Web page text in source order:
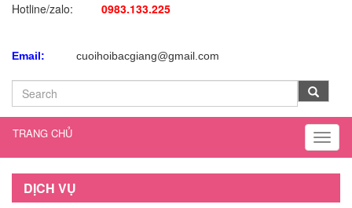
Hotline/zalo: 0983.133.225
Email: cuoihoibacgiang@gmail.com
TRANG CHỦ
DỊCH VỤ